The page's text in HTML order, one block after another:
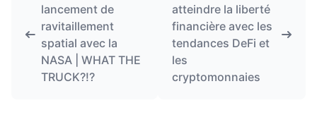
lancement de
ravitaillement
spatial avec la
NASA | WHAT THE
TRUCK?!?
atteindre la liberté
financière avec les
tendances DeFi et
les
cryptomonnaies